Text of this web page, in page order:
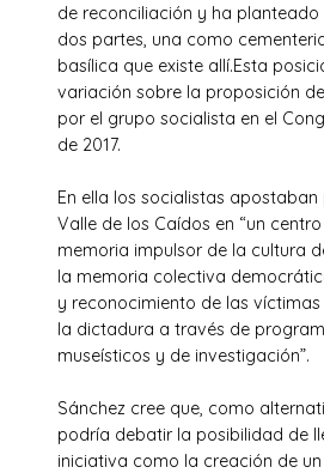
de reconciliación y ha
dos partes, una como
basílica que existe allí.Esta
variación sobre la proposición
por el grupo socialista en el
de 2017.
En ella los socialistas
Valle de los Caídos en “un
memoria impulsor de la cultura
la memoria colectiva
y reconocimiento de las
la dictadura a través de
museísticos y de investigación”.
Sánchez cree que, como
podría debatir la posibilidad de
iniciativa como la creación de